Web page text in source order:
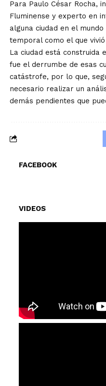
Para Paulo César Rocha,
Fluminense y experto en
alguna ciudad en el
temporal como el que
La ciudad está construida
fue el derrumbe de esas
catástrofe, por lo que,
necesario realizar un
demás pendientes que
FACEBOOK
VIDEOS